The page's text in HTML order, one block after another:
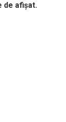
de afișat.